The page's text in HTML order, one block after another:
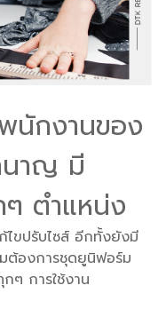
นักงานของ
นาญ มี
ๆ ตำแหน่ง
ขปรับไซส์ อีกทั้งยังมี
ต้องการชุดยูนิฟอร์ม
ๆ การใช้งาน